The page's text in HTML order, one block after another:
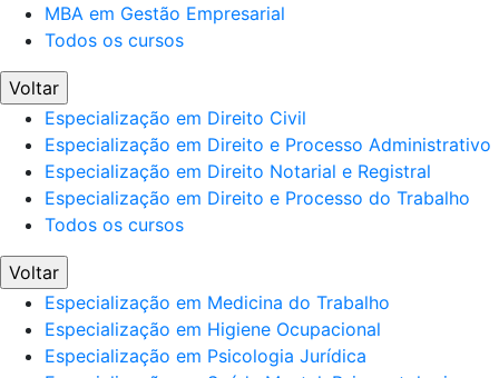
MBA em Gestão Empresarial
Todos os cursos
Voltar
Especialização em Direito Civil
Especialização em Direito e Processo Administrativo
Especialização em Direito Notarial e Registral
Especialização em Direito e Processo do Trabalho
Todos os cursos
Voltar
Especialização em Medicina do Trabalho
Especialização em Higiene Ocupacional
Especialização em Psicologia Jurídica